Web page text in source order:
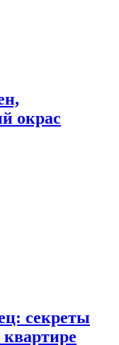
окрас
секреты